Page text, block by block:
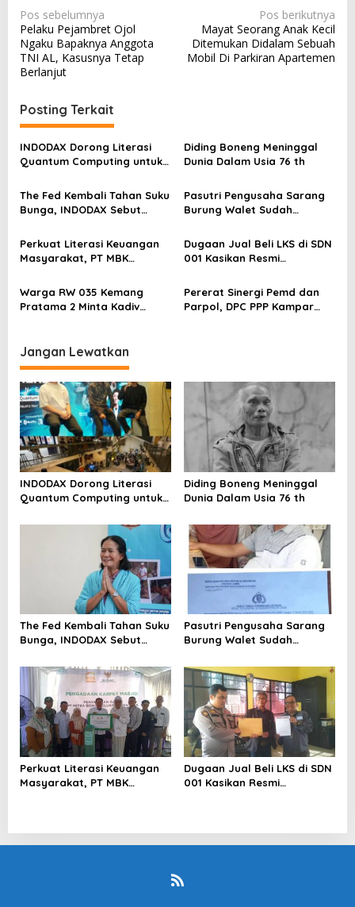
N
a
v
i
g
a
s
i
p
o
s
Pos sebelumnya
Pelaku Pejambret Ojol
Ngaku Bapaknya Anggota
TNI AL, Kasusnya Tetap
Berlanjut
Pos berikutnya
Mayat Seorang Anak Kecil
Ditemukan Didalam Sebuah
Mobil Di Parkiran Apartemen
Posting Terkait
INDODAX Dorong Literasi
Quantum Computing untuk
Blockchain
Diding Boneng Meninggal
Dunia Dalam Usia 76 th
The Fed Kembali Tahan Suku
Bunga, INDODAX Sebut
Sentimen Pasar
Pasutri Pengusaha Sarang
Burung Walet Sudah
Pelapor Desak Polda Jambi
Segera Lakukan Penahanan
Perkuat Literasi Keuangan
Masyarakat, PT MBK
Karpet Masjid di Pakuhaji
Dugaan Jual Beli LKS di SDN
001 Kasikan Resmi
Kampar, Pemred – Pimum
Metroterkini.id Desak Usut
Kasus Ini
Warga RW 035 Kemang
Pratama 2 Minta Kadiv
Metro Bekasi Kota
Pererat Sinergi Pemd dan
Parpol, DPC PPP Kampar
Jangan Lewatkan
INDODAX Dorong Literasi
Quantum Computing untuk
Blockchain
Diding Boneng Meninggal
Dunia Dalam Usia 76 th
The Fed Kembali Tahan Suku
Bunga, INDODAX Sebut
Sentimen Pasar
Pasutri Pengusaha Sarang
Burung Walet Sudah
Pelapor Desak Polda Jambi
Segera Lakukan Penahanan
Perkuat Literasi Keuangan
Masyarakat, PT MBK
Dugaan Jual Beli LKS di SDN
001 Kasikan Resmi